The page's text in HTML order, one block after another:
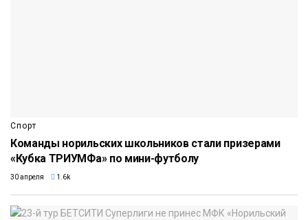
Спорт
Команды норильских школьников стали призерами
«Кубка ТРИУМФа» по мини-футболу
30 апреля 1.6k